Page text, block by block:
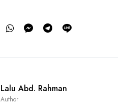
Lalu Abd. Rahman
Author